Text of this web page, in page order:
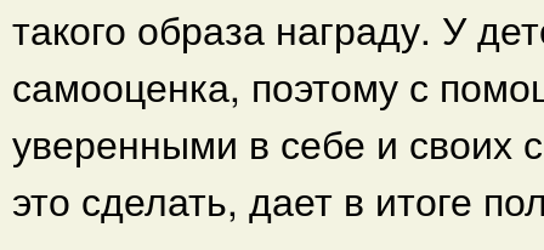
такого образа награду. У
самооценка, поэтому с
уверенными в себе и своих
это сделать, дает в итоге